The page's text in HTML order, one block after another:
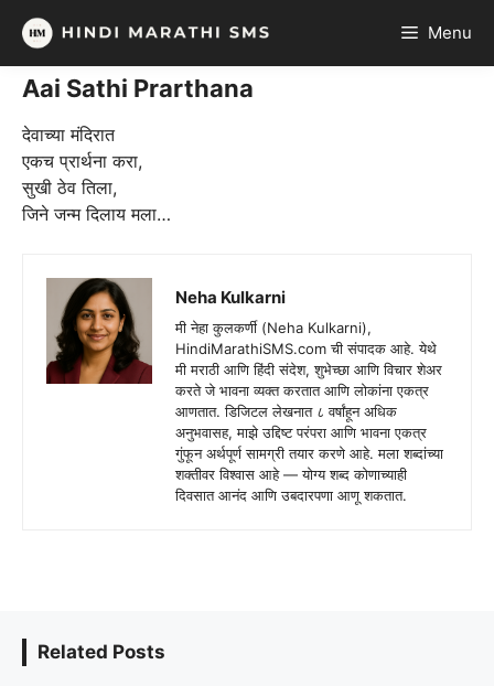
Skip
content
Menu
Aai Sathi Prarthana
देवाच्या मंदिरात
एकच प्रार्थना करा,
सुखी ठेव तिला,
जिने जन्म दिलाय मला…
Neha Kulkarni
मी नेहा कुलकर्णी (Neha Kulkarni),
HindiMarathiSMS.com ची संपादक आहे. येथे
मी मराठी आणि हिंदी संदेश, शुभेच्छा आणि विचार शेअर
करते जे भावना व्यक्त करतात आणि लोकांना एकत्र
आणतात. डिजिटल लेखनात ८ वर्षांहून अधिक
अनुभवासह, माझे उद्दिष्ट परंपरा आणि भावना एकत्र
गुंफून अर्थपूर्ण सामग्री तयार करणे आहे. मला शब्दांच्या
शक्तीवर विश्वास आहे — योग्य शब्द कोणाच्याही
दिवसात आनंद आणि उबदारपणा आणू शकतात.
Related Posts